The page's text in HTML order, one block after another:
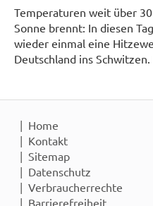
Temperaturen weit über
Sonne brennt: In diesen
wieder einmal eine
Deutschland ins Schwitzen.
Home
Kontakt
Sitemap
Datenschutz
Verbraucherrechte
Barrierefreiheit